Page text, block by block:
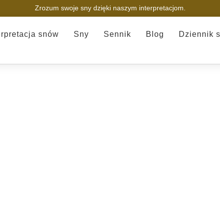
Zrozum swoje sny dzięki naszym interpretacjom.
snów Sny Sennik Blog Dziennik